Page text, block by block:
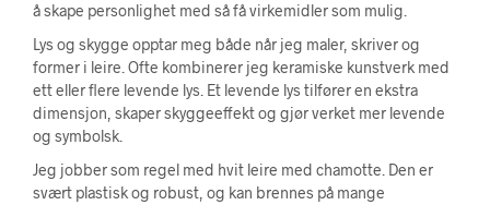
å skape personlighet med så få virkemidler som mulig.
Lys og skygge opptar meg både når jeg maler, skriver og
former i leire. Ofte kombinerer jeg keramiske kunstverk med
ett eller flere levende lys. Et levende lys tilfører en ekstra
dimensjon, skaper skyggeeffekt og gjør verket mer levende
og symbolsk.
Jeg jobber som regel med hvit leire med chamotte. Den er
svært plastisk og robust, og kan brennes på mange